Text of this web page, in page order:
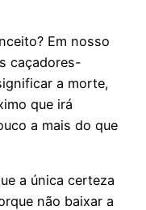
Em nosso
caçadores-
a morte,
que irá
a mais do que
a única certeza
não baixar a